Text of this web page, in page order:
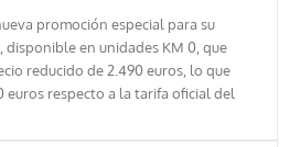
promoción especial para su
disponible en unidades KM 0, que
reducido de 2.490 euros, lo que
euros respecto a la tarifa oficial del